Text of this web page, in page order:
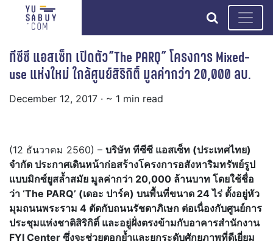
search
ทีซีซี แอสเซ็ท เปิดตัว”The PARQ” โครงการ Mixed-
use แห่งใหม่ ใกล้ศูนย์สิริกิติ์ มูลค่ากว่า 20,000 ลบ.
December 12, 2017 · ~ 1 min read
(12 ธันวาคม 2560) – บริษัท ทีซีซี แอสเซ็ท (ประเทศไทย)
จำกัด ประกาศเดินหน้าก่อสร้างโครงการอสังหาริมทรัพย์รูป
แบบมิกซ์ยูสล้ำสมัย มูลค่ากว่า 20,000 ล้านบาท โดยใช้ชื่อ
ว่า ‘The PARQ’ (เดอะ ปาร์ค) บนพื้นที่ขนาด 24 ไร่ ตั้งอยู่หัว
มุมถนนพระราม 4 ตัดกับถนนรัชดาภิเษก ต่อเนื่องกับศูนย์การ
ประชุมแห่งชาติสิริกิติ์ และอยู่ฝั่งตรงข้ามกับอาคารสำนักงาน
FYI Center ซึ่งจะช่วยตอกย้ำและยกระดับศักยภาพที่ดีเยี่ยม